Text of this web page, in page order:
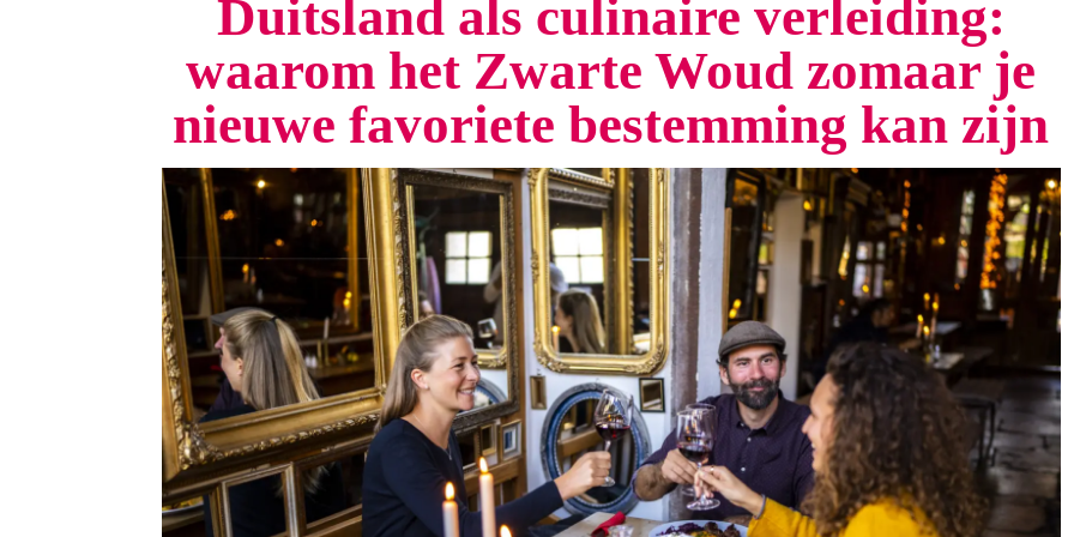
Duitsland als culinaire verleiding:
waarom het Zwarte Woud zomaar je
nieuwe favoriete bestemming kan zijn